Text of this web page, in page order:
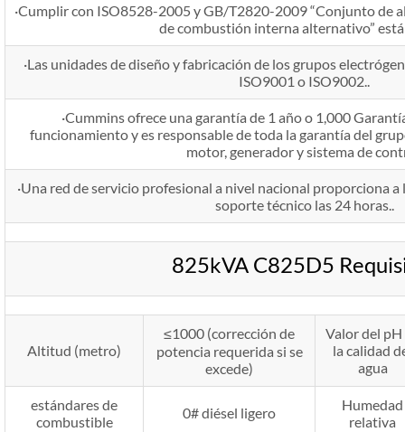
·Cumplir con ISO8528-2005 y GB/T2820-2009 “Conjunto de
de combustión interna alternativo”
·Las unidades de diseño y fabricación de los grupos
ISO9001 o ISO9002..
·Cummins ofrece una garantía de 1 año o 1,000
funcionamiento y es responsable de toda la garantía del
motor, generador y sistema de
·Una red de servicio profesional a nivel nacional proporciona
soporte técnico las 24 horas..
825kVA C825D5
Altitud (metro)
≤1000 (corrección de
potencia requerida si se
excede)
Valor del pH
la calidad
agua
estándares de
combustible
0# diésel ligero
Humedad
relativa